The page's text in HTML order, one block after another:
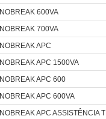
NOBREAK 600VA
NOBREAK 700VA
NOBREAK APC
NOBREAK APC 1500VA
NOBREAK APC 600
NOBREAK APC 600VA
NOBREAK APC ASSISTÊNCIA